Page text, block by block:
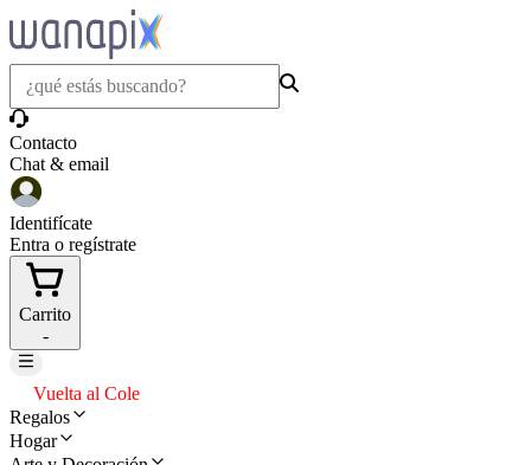
Contacto
Chat & email
Identifícate
Entra o regístrate
Carrito
-
Vuelta al Cole
Regalos
Hogar